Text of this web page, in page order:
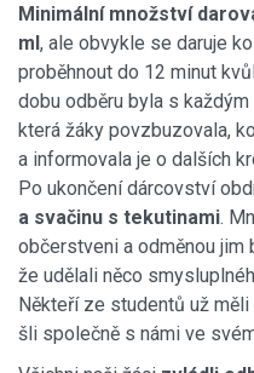
Minimální množství
ml, ale obvykle se daruje
proběhnout do 12 minut
dobu odběru byla s
která žáky povzbuzovala,
a informovala je o dalších
Po ukončení dárcovství
a svačinu s tekutinami.
občerstveni a odměnou jim
že udělali něco
Někteří ze studentů už
šli společně s námi ve